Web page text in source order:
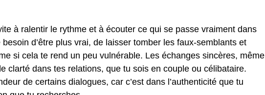
à ralentir le rythme et à écouter ce qui se passe vraiment dans
d’être plus vrai, de laisser tomber les faux-semblants et
si cela te rend un peu vulnérable. Les échanges sincères, même
clarté dans tes relations, que tu sois en couple ou célibataire.
de certains dialogues, car c’est dans l’authenticité que tu